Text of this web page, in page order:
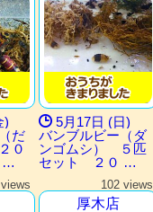
)
だ
０
…
5月17日 (日)
バンブルビー（ダ
ンゴムシ） ５匹
セット ２０ …
102 views
厚木店